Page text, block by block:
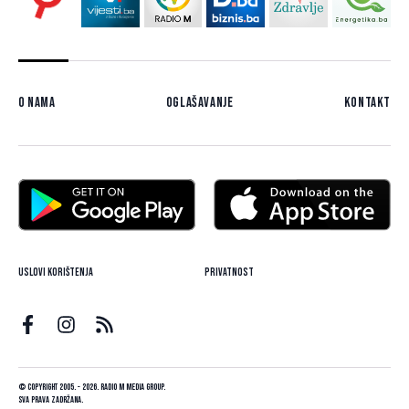
O nama Oglašavanje Kontakt
Uslovi korištenja Privatnost
© Copyright 2005. - 2026. Radio M Media Group.
Sva prava zadržana.